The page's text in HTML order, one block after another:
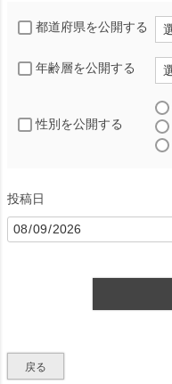
都道府県を公開する
年齢層を公開する
性別を公開する
投稿日
戻る